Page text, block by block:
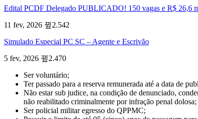
Edital PCDF Delegado PUBLICADO! 150 vagas e R$ 26,6
11 fev, 2026
2.542
Simulado Especial PC SC – Agente e Escrivão
5 fev, 2026
2.470
Ser voluntário;
Ter passado para a reserva remunerada até a data de
Não estar sub judice, na condição de denunciado,
não reabilitado criminalmente por infração penal dolosa;
Ser policial militar egresso do QPPMC;